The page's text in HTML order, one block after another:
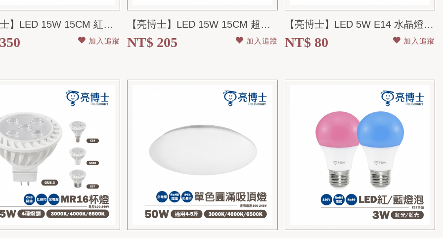
【亮博士】LED 15W 15CM 紅外線感應 崁燈 全電壓
加入追蹤
【亮博士】LED 15W 15CM 超薄/高亮度 崁燈 全電壓
NT$ 205 加入追蹤
【亮博士】LED 5W E14 水晶燈 燈泡 拉尾/尖清 全電壓
NT$ 80 加入追蹤